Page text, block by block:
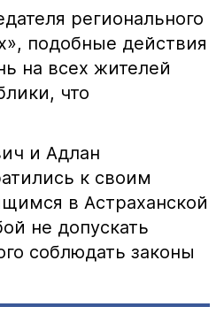
регионального
подобные действия
на всех жителей
что
и Адлан
к своим
в Астраханской
не допускать
соблюдать законы